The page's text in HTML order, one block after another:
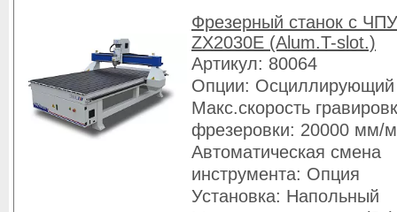
Фрезерный станок с
ZX2030E (Alum.T-slot.)
Артикул: 80064
Опции:
Макс.скорость
фрезеровки: 20000 мм/
Автоматическая смена
инструмента: Опция
Установка: Напольный